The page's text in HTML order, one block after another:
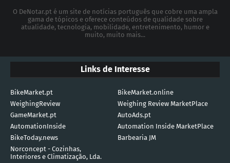
O DeNotar.pt é um site de notícias português que cobre uma ampla
gama de tópicos e oferece conteúdos de qualidade sobre
atualidade, tecnologia, mobilidade, entretenimento, humor e
muito, muito mais...
Links de Interesse
BikeMarket.pt
BikeMarket.online
WeighingReview
Weighing Review MarketPlace
GameMarket.pt
AutoAds.pt
AutomationInside
Automation Inside MarketPlace
BikeToday.news
Barbearia JM
Norconcept - Cozinhas,
Interiores e Climatização, Lda.